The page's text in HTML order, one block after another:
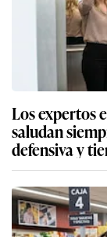
Los expertos
saludan
defensiva y